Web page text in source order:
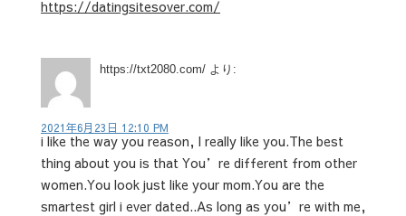
https://datingsitesover.com/
https://txt2080.com/ より:
2021年6月23日 12:10 PM
i like the way you reason, I really like you.The best
thing about you is that You’re different from other
women.You look just like your mom.You are the
smartest girl i ever dated..As long as you’re with me,